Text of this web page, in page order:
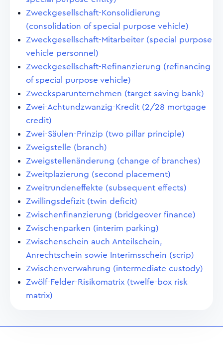
Zweckgesellschaft-Konsolidierung
(consolidation of special purpose vehicle)
Zweckgesellschaft-Mitarbeiter (special purpose
vehicle personnel)
Zweckgesellschaft-Refinanzierung (refinancing
of special purpose vehicle)
Zwecksparunternehmen (target saving bank)
Zwei-Achtundzwanzig-Kredit (2/28 mortgage
credit)
Zwei-Säulen-Prinzip (two pillar principle)
Zweigstelle (branch)
Zweigstellenänderung (change of branches)
Zweitplazierung (second placement)
Zweitrundeneffekte (subsequent effects)
Zwillingsdefizit (twin deficit)
Zwischenfinanzierung (bridgeover finance)
Zwischenparken (interim parking)
Zwischenschein auch Anteilschein,
Anrechtschein sowie Interimsschein (scrip)
Zwischenverwahrung (intermediate custody)
Zwölf-Felder-Risikomatrix (twelfe-box risk
matrix)